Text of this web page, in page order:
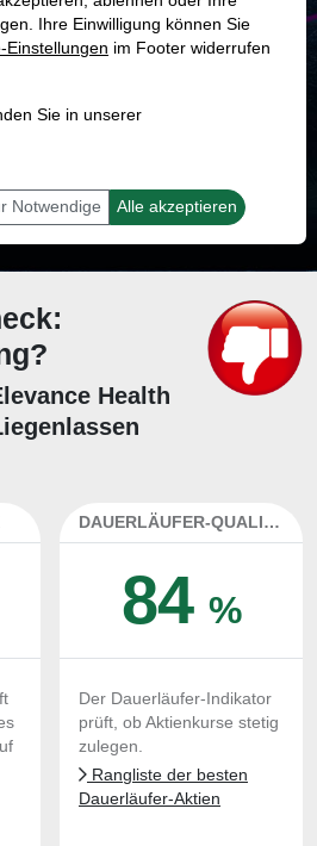
199,12 Mrd. USD
%
Aktie erfolgreich sein.
Health
DAUERLÄUFER-QUALITÄTEN
84%
Der Dauerläufer-Indikator
prüft, ob Aktienkurse stetig
zulegen.
Rangliste der besten
Dauerläufer-Aktien
Ihre Einwilligung können Sie
Einstellungen im Footer widerrufen
Sie in unserer
Notwendige Alle akzeptieren